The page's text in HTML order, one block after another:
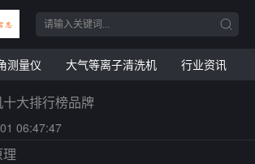
测量仪 大气等离子清洗机 行业资讯
大排行榜品牌
06:47:47